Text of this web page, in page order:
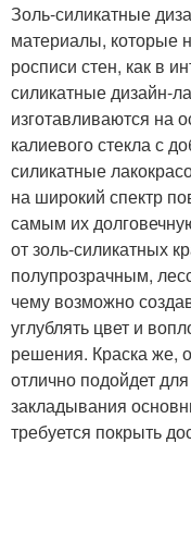
Золь-силикатные
материалы, которые
росписи стен, как в
силикатные дизайн-
изготавливаются на
калиевого стекла с
силикатные
на широкий спектр
самым их
от золь-силикатных
полупрозрачным,
чему возможно
углублять цвет и
решения. Краска же,
отлично подойдет
закладывания
требуется покрыть